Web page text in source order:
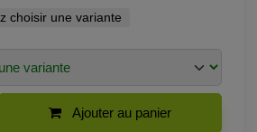
choisir une variante
Ajouter au panier